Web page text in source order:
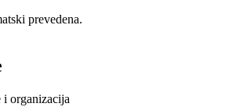
prevedena.